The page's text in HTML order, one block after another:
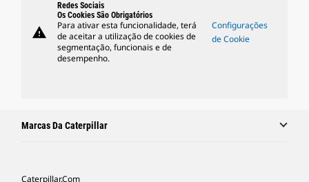
warning
Redes Sociais
Os Cookies São Obrigatórios
Para ativar esta funcionalidade, terá
de aceitar a utilização de cookies de
segmentação, funcionais e de
desempenho.
Configurações
de Cookie
Marcas Da Caterpillar
Caterpillar.com